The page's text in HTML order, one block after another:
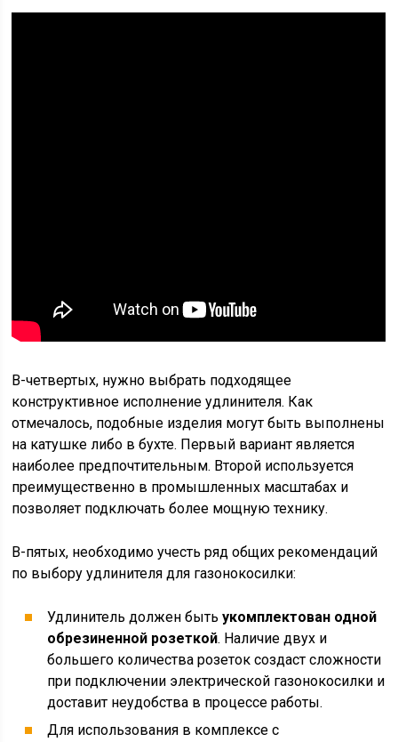
В-четвертых, нужно выбрать подходящее
конструктивное исполнение удлинителя. Как
отмечалось, подобные изделия могут быть выполнены
на катушке либо в бухте. Первый вариант является
наиболее предпочтительным. Второй используется
преимущественно в промышленных масштабах и
позволяет подключать более мощную технику.
В-пятых, необходимо учесть ряд общих рекомендаций
по выбору удлинителя для газонокосилки:
Удлинитель должен бытьукомплектован одной
обрезиненной розеткой. Наличие двух и
большего количества розеток создаст сложности
при подключении электрической газонокосилки и
доставит неудобства в процессе работы.
Для использования в комплексе с